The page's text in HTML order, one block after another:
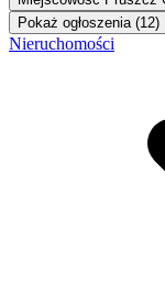
Pokaż ogłoszenia (12)
Nieruchomości